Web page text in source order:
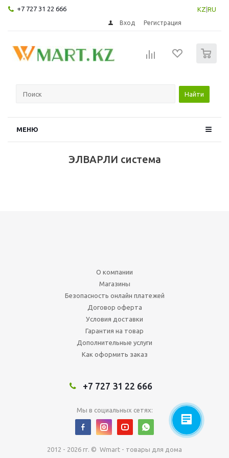
+7 727 31 22 666 KZ RU
Вход Регистрация
Найти
МЕНЮ
ЭЛВАРЛИ система
О компании
Магазины
Безопасность онлайн платежей
Договор оферта
Условия доставки
Гарантия на товар
Дополнительные услуги
Как оформить заказ
+7 727 31 22 666
Мы в социальных сетях:
2012 - 2026 гг. © Wmart - товары для дома